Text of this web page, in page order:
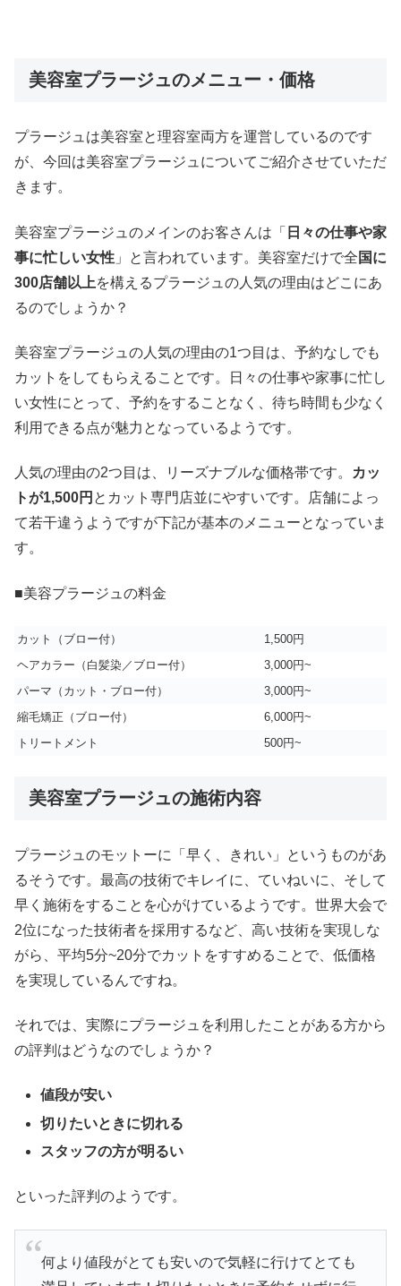
美容室プラージュのメニュー・価格
プラージュは美容室と理容室両方を運営しているのです
が、今回は美容室プラージュについてご紹介させていただ
きます。
美容室プラージュのメインのお客さんは「 日々の仕事や家
事に忙しい女性 」と言われています。美容室だけで全 国に
300店舗以上を構えるプラージュの人気の理由はどこにあ
るのでしょうか？
美容室プラージュの人気の理由の1つ目は、予約なしでも
カットをしてもらえることです。日々の仕事や家事に忙し
い女性にとって、予約をすることなく、待ち時間も少なく
利用できる点が魅力となっているようです。
人気の理由の2つ目は、リーズナブルな価格帯です。
カッ
トが1,500円 とカット専門店並にやすいです。店舗によっ
て若干違うようですが下記が基本のメニューとなっていま
す。
■美容プラージュの料金
カット（ブロー付）
1,500円
ヘアカラー（白髪染／ブロー付）
3,000円~
パーマ（カット・ブロー付）
3,000円~
縮毛矯正（ブロー付）
6,000円~
トリートメント
500円~
美容室プラージュの施術内容
プラージュのモットーに「早く、きれい」というものがあ
るそうです。最高の技術でキレイに、ていねいに、そして
早く施術をすることを心がけているようです。世界大会で
2位になった技術者を採用するなど、高い技術を実現しな
がら、平均5分~20分でカットをすすめることで、低価格
を実現しているんですね。
それでは、実際にプラージュを利用したことがある方から
の評判はどうなのでしょうか？
値段が安い
切りたいときに切れる
スタッフの方が明るい
といった評判のようです。
何より値段がとても安いので気軽に行けてとても